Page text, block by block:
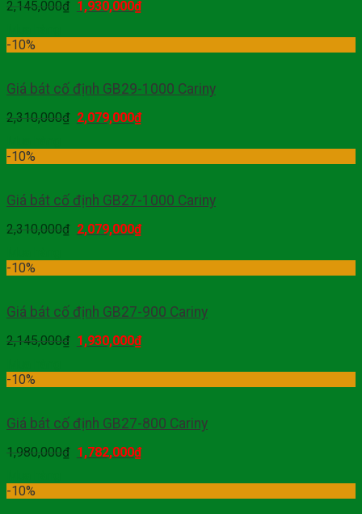
2,145,000₫ 1,930,000₫
-10%
Giá bát cố định GB29-1000 Cariny
2,310,000₫ 2,079,000₫
-10%
Giá bát cố định GB27-1000 Cariny
2,310,000₫ 2,079,000₫
-10%
Giá bát cố định GB27-900 Cariny
2,145,000₫ 1,930,000₫
-10%
Giá bát cố định GB27-800 Cariny
1,980,000₫ 1,782,000₫
-10%